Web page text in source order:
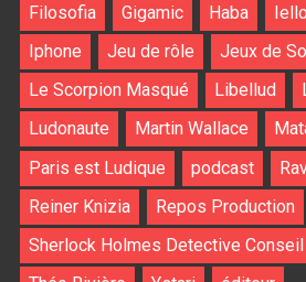
Filosofia
Gigamic Haba Iello
Iphone
Jeu de rôle Jeux de
Le Scorpion Masqué
Libellud
Ludonaute
Martin Wallace
Paris est Ludique
podcast
Reiner Knizia
Repos Production
Sherlock Holmes Detective Conseil